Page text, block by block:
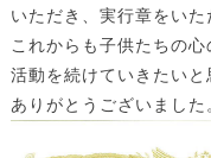
いただき、実行章をいた
これからも子供たちの
活動を続けていきたいと
ありがとうございました